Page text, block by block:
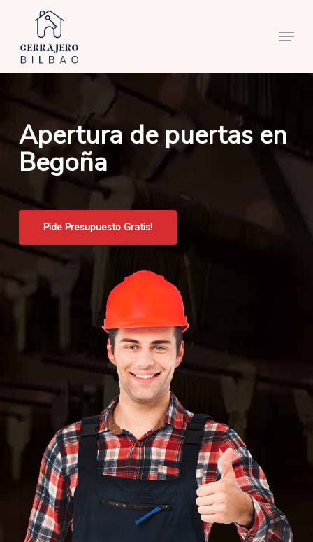
main
content
Menu
Apertura de puertas en
Begoña
Pide Presupuesto Gratis!